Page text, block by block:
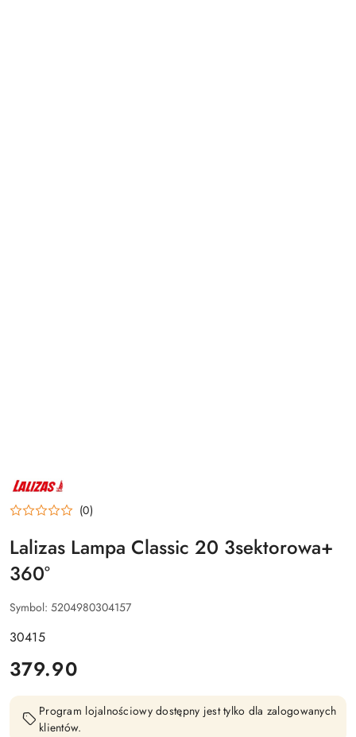
NAZWA
PRODUCENTA:
LALIZAS (0)
Lalizas Lampa Classic 20 3sektorowa+
360°
Symbol: 5204980304157
30415
cena:
379.90
Program lojalnościowy dostępny jest tylko dla zalogowanych
klientów.